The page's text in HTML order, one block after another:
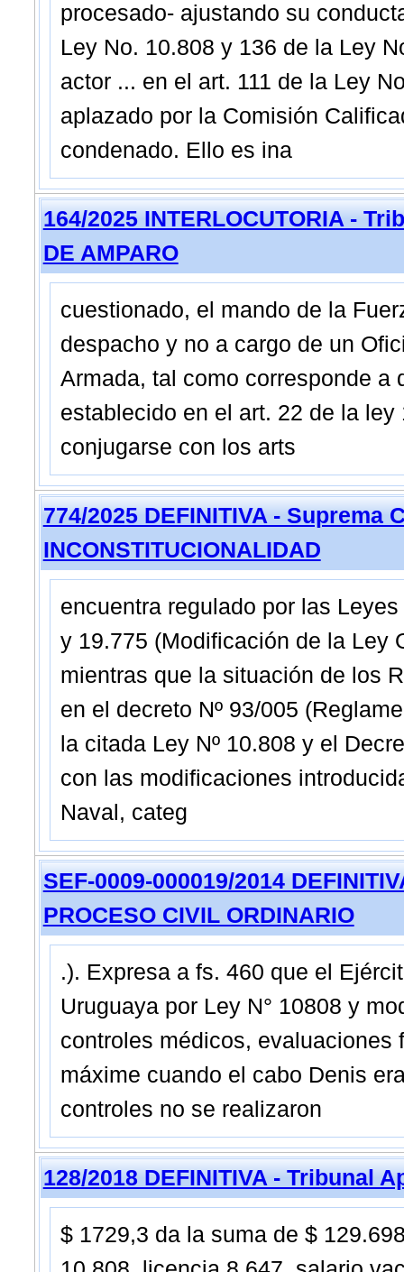
procesado- ajustando su
Ley No. 10.808 y 136 de la Ley
actor ... en el art. 111 de la Ley
aplazado por la Comisión
condenado. Ello es ina
164/2025 INTERLOCUTORIA -
DE AMPARO
cuestionado, el mando de la
despacho y no a cargo de un
Armada, tal como corresponde a
establecido en el art. 22 de la
conjugarse con los arts
774/2025 DEFINITIVA - Suprema
INCONSTITUCIONALIDAD
encuentra regulado por las
y 19.775 (Modificación de la Ley
mientras que la situación de los
en el decreto Nº 93/005
la citada Ley Nº 10.808 y el
con las modificaciones
Naval, categ
SEF-0009-000019/2014
PROCESO CIVIL ORDINARIO
.). Expresa a fs. 460 que el
Uruguaya por Ley N° 10808 y
controles médicos,
máxime cuando el cabo Denis
controles no se realizaron
128/2018 DEFINITIVA - Tribunal
$ 1729,3 da la suma de $